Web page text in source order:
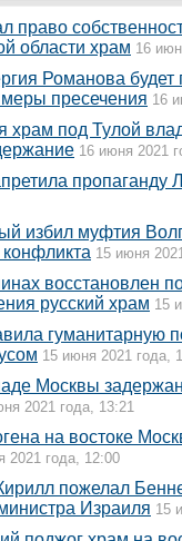
право
области храм 16
Романова будет
пресечения 16
храм под Тулой
16 июня 2021
пропаганду
избил муфтия
15 июня
восстановлен
русский храм 15
гуманитарную
15 июня 2021 года,
Москвы
2021 года, 13:21
на востоке
2021 года, 12:00
пожелал
Израиля 15